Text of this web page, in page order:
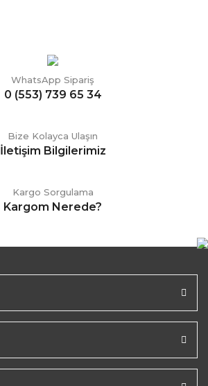
WhatsApp Sipariş
0 (553) 739 65 34
Bize Kolayca Ulaşın
İletişim Bilgilerimiz
Kargo Sorgulama
Kargom Nerede?